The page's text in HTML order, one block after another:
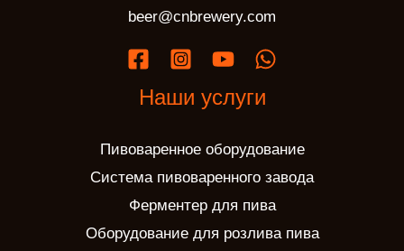
beer@cnbrewery.com
Наши услуги
Пивоваренное оборудование
Система пивоваренного завода
Ферментер для пива
Оборудование для розлива пива